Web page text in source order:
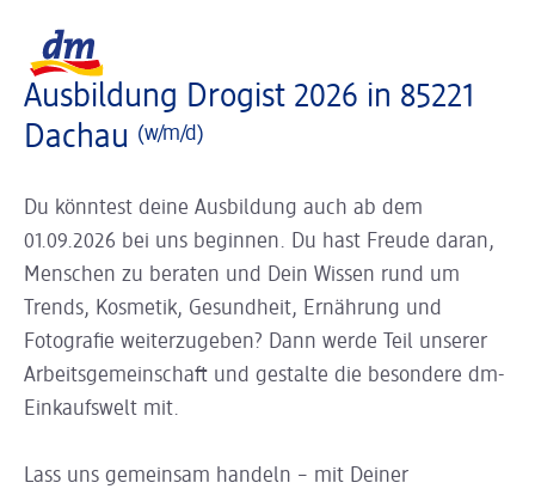
Ausbildung Drogist 2026 in 85221
Dachau (w/m/d)
Du könntest deine Ausbildung auch ab dem
01.09.2026 bei uns beginnen. Du hast Freude daran,
Menschen zu beraten und Dein Wissen rund um
Trends, Kosmetik, Gesundheit, Ernährung und
Fotografie weiterzugeben? Dann werde Teil unserer
Arbeitsgemeinschaft und gestalte die besondere dm-
Einkaufswelt mit.
Lass uns gemeinsam handeln – mit Deiner